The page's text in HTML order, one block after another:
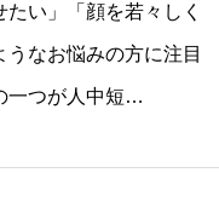
たい」「顔を若々しく
うなお悩みの方に注目
一つが人中短…